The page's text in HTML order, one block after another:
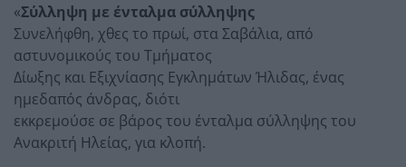
«Σύλληψη με ένταλμα σύλληψης
Συνελήφθη, χθες το πρωί, στα Σαβάλια, από
αστυνομικούς του Τμήματος
Δίωξης και Εξιχνίασης Εγκλημάτων Ήλιδας, ένας
ημεδαπός άνδρας, διότι
εκκρεμούσε σε βάρος του ένταλμα σύλληψης του
Ανακριτή Ηλείας, για κλοπή.